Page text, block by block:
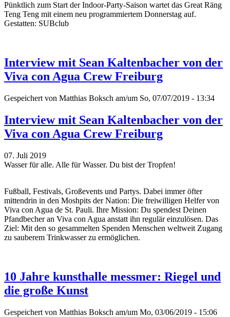
Pünktlich zum Start der Indoor-Party-Saison wartet das Great Räng
Teng Teng mit einem neu programmiertem Donnerstag auf.
Gestatten: SUBclub
Interview mit Sean Kaltenbacher von der
Viva con Agua Crew Freiburg
Gespeichert von Matthias Boksch am/um So, 07/07/2019 - 13:34
Interview mit Sean Kaltenbacher von der
Viva con Agua Crew Freiburg
07. Juli 2019
Wasser für alle. Alle für Wasser. Du bist der Tropfen!
Fußball, Festivals, Großevents und Partys. Dabei immer öfter
mittendrin in den Moshpits der Nation: Die freiwilligen Helfer von
Viva con Agua de St. Pauli. Ihre Mission: Du spendest Deinen
Pfandbecher an Viva con Agua anstatt ihn regulär einzulösen. Das
Ziel: Mit den so gesammelten Spenden Menschen weltweit Zugang
zu sauberem Trinkwasser zu ermöglichen.
10 Jahre kunsthalle messmer: Riegel und
die große Kunst
Gespeichert von Matthias Boksch am/um Mo, 03/06/2019 - 15:06